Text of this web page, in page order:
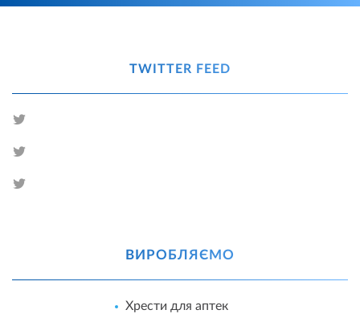
TWITTER FEED
ВИРОБЛЯЄМО
Хрести для аптек